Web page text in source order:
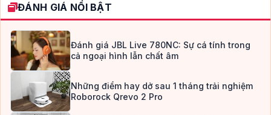
ĐÁNH GIÁ NỔI BẬT
Đánh giá JBL Live 780NC: Sự cá tính trong
cả ngoại hình lẫn chất âm
Những điểm hay dở sau 1 tháng trải nghiệm
Roborock Qrevo 2 Pro